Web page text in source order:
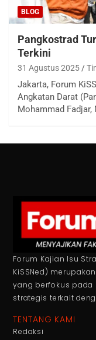
BLOG
Pangkostrad
Terkini
31 Agustus 2025
Jakarta, Forum
Angkatan Darat
Mohammad Fadjar,
Forum Kajian Isu
KiSSNed)
yang berfokus
strategis terkait
TENTANG KAMI
Redaksi